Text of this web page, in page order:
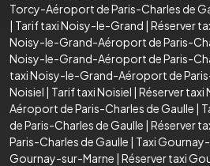
Torcy-Aéroport de Paris-Charles de
| Tarif taxi Noisy-le-Grand | Réserver
Noisy-le-Grand-Aéroport de Paris-
Noisy-le-Grand-Aéroport de Paris-
taxi Noisy-le-Grand-Aéroport de
Noisiel | Tarif taxi Noisiel | Réserver taxi
Aéroport de Paris-Charles de Gaulle |
de Paris-Charles de Gaulle | Réserver
Paris-Charles de Gaulle | Taxi
Gournay-sur-Marne | Réserver taxi